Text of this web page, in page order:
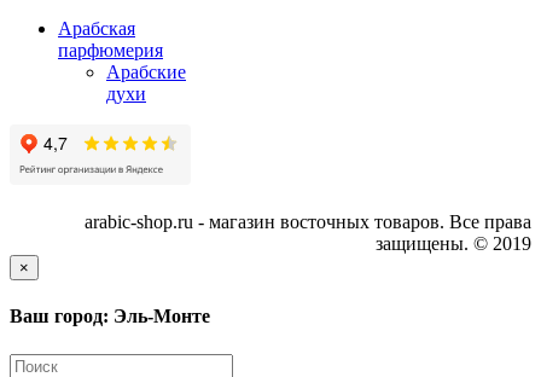
Арабская
парфюмерия
Арабские
духи
arabic-shop.ru - магазин восточных товаров. Все права
защищены. © 2019
×
Ваш город: Эль-Монте